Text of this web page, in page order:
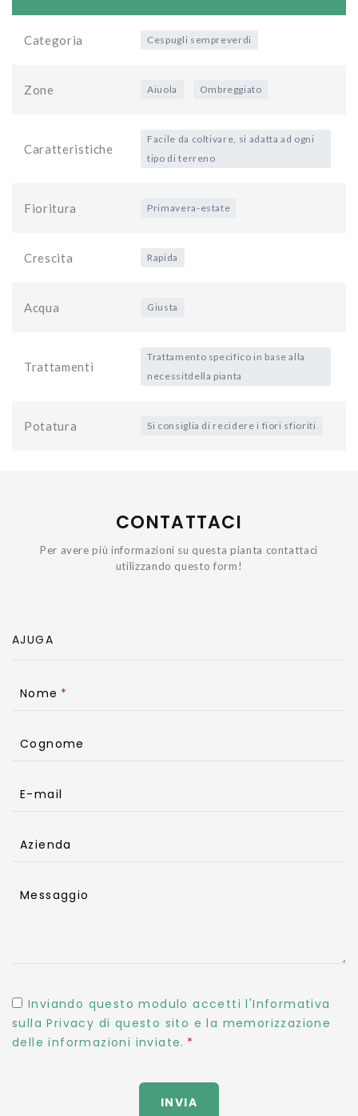
Categoria Cespugli sempreverdi
Zone Aiuola Ombreggiato
Caratteristiche
Facile da coltivare, si adatta ad ogni
tipo di terreno
Fioritura Primavera-estate
Crescita Rapida
Acqua Giusta
Trattamenti
Trattamento specifico in base alla
necessitdella pianta
Potatura Si consiglia di recidere i fiori sfioriti
CONTATTACI
Per avere più informazioni su questa pianta contattaci
utilizzando questo form!
Nome
Cognome
E-mail
Azienda
Messaggio
Inviando questo modulo accetti l'Informativa
sulla Privacy di questo sito e la memorizzazione
delle informazioni inviate.
INVIA